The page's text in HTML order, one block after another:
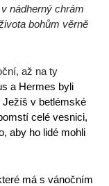
nádherný chrám
bohům věrně
až na ty
a Hermes byli
Ježíš v betlémské
celé vesnici,
aby ho lidé mohli
má s vánočním